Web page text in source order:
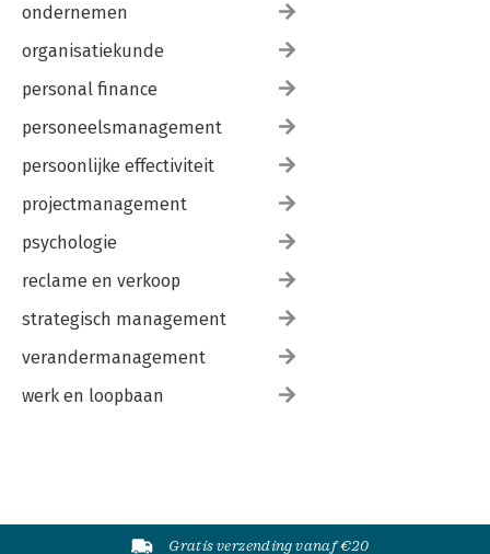
ondernemen
organisatiekunde
personal finance
personeelsmanagement
persoonlijke effectiviteit
projectmanagement
psychologie
reclame en verkoop
strategisch management
verandermanagement
werk en loopbaan
Gratis verzending vanaf €20